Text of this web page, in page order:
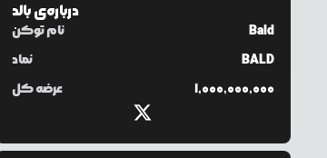
درباره‌یبالد
نام توکن
Bald
نماد
BALD
عرضه کل
1,000,000,000